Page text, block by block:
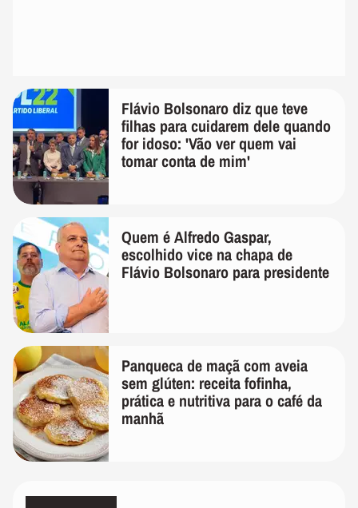
Flávio Bolsonaro diz que teve
filhas para cuidarem dele quando
for idoso: 'Vão ver quem vai
tomar conta de mim'
Quem é Alfredo Gaspar,
escolhido vice na chapa de
Flávio Bolsonaro para presidente
Panqueca de maçã com aveia
sem glúten: receita fofinha,
prática e nutritiva para o café da
manhã